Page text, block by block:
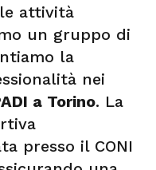
attività
un gruppo di
la
nei
a Torino. La
presso il CONI